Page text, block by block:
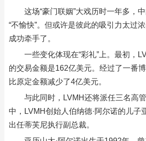
这场“豪门联姻”大戏历时一年多，
“不愉快”。但或许是彼此的吸引力太过
成功牵手了。
一些变化体现在“彩礼”上。最初，
的交易金额是162亿美元。经过了一番
比原定金额减少了4亿美元。
与此同时，LVMH还将派任三名高
中，LVMH创始人伯纳德·阿尔诺的儿子
出任蒂芙尼执行副总裁。